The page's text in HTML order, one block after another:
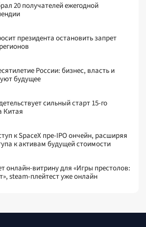
20 получателей ежегодной
президента остановить запрет
России: бизнес, власть и
будущее
сильный старт 15-го
Китая
к SpaceX пре-IPO ончейн, расширяя
к активам будущей стоимости
онлайн-витрину для «Игры престолов:
steam-плейтест уже онлайн